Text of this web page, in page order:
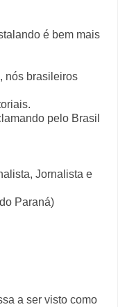
é bem mais
nós brasileiros
pelo Brasil
Jornalista e
Paraná)
a ser visto como